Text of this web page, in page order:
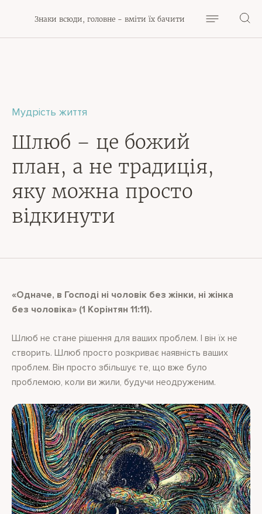
Знаки всюди, головне - вміти їх бачити
Мудрість життя
Шлюб – це божий
план, а не традиція,
яку можна просто
відкинути
«Одначе, в Господі ні чоловік без жінки, ні жінка
без чоловіка» (1 Корінтян 11:11).
Шлюб не стане рішення для ваших проблем. І він їх не
створить. Шлюб просто розкриває наявність ваших
проблем. Він просто збільшує те, що вже було
проблемою, коли ви жили, будучи неодруженим.